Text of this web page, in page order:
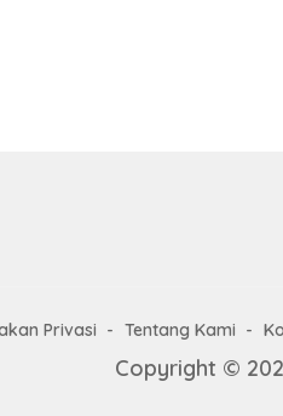
Privasi Tentang Kami
Copyright ©